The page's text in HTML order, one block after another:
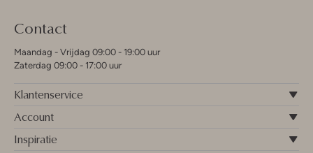
Contact
Maandag - Vrijdag 09:00 - 19:00 uur
Zaterdag 09:00 - 17:00 uur
Klantenservice
Account
Inspiratie